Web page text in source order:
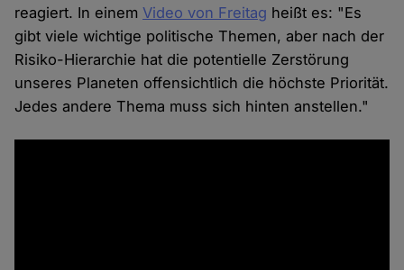
reagiert. In einemVideo von Freitag heißt es: "Es
gibt viele wichtige politische Themen, aber nach der
Risiko-Hierarchie hat die potentielle Zerstörung
unseres Planeten offensichtlich die höchste Priorität.
Jedes andere Thema muss sich hinten anstellen."